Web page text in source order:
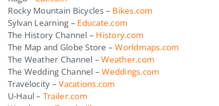
Rocky Mountain Bicycles – Bikes.com
Sylvan Learning – Educate.com
The History Channel – History.com
The Map and Globe Store –Worldmaps.com
The Weather Channel –Weather.com
The Wedding Channel –Weddings.com
Travelocity –Vacations.com
U-Haul – Trailer.com